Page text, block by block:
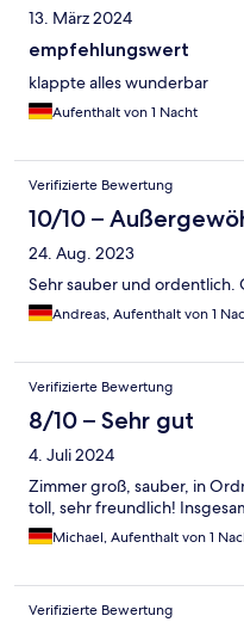
13. März 2024
empfehlungswert
klappte alles wunderbar
Aufenthalt von 1 Nacht
Verifizierte Bewertung
10/10 –
24. Aug. 2023
Sehr sauber und ordentlich.
Andreas, Aufenthalt von 1
Verifizierte Bewertung
8/10 – Sehr gut
4. Juli 2024
Zimmer groß, sauber, in
toll, sehr freundlich!
Michael, Aufenthalt von 1
Verifizierte Bewertung